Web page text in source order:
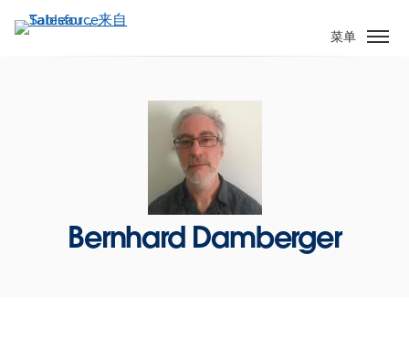
转
菜单
Bernhard Damberger